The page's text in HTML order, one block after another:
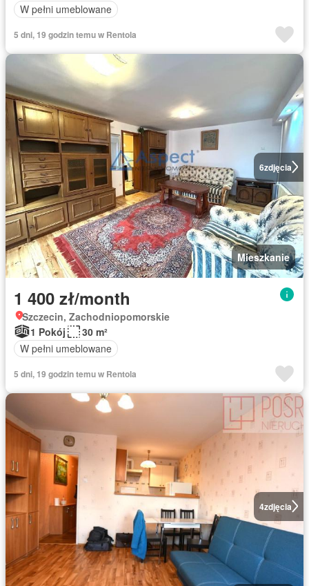
W pełni umeblowane
5 dni, 19 godzin temu w Rentola
6zdjęcia
Mieszkanie
1 400 zł/month
Szczecin, Zachodniopomorskie
1 Pokój
30 m²
W pełni umeblowane
5 dni, 19 godzin temu w Rentola
4zdjęcia